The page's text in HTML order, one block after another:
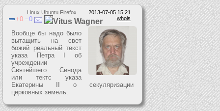
2013-07-05 15:21
Linux Ubuntu Firefox
whois
0 0 Vitus Wagner
Вообще бы надо было
вытащить на свет
божий реальный текст
указа Петра I об
учреждении
Святейшего Синода
или тектс указа
Екатерины II о секуляризации
церковных земель.